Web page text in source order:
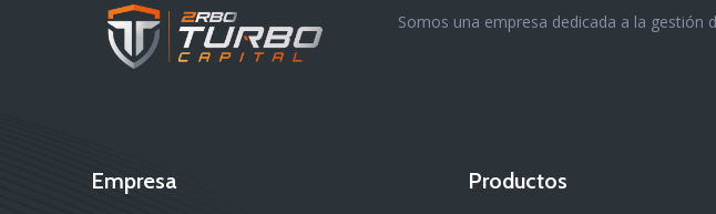
Somos una empresa dedicada a la gestión
Empresa Productos